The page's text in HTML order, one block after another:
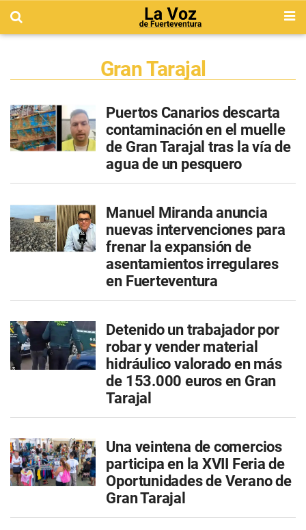
Gran Tarajal
Puertos Canarios descarta
contaminación en el muelle
de Gran Tarajal tras la vía de
agua de un pesquero
Manuel Miranda anuncia
nuevas intervenciones para
frenar la expansión de
asentamientos irregulares
en Fuerteventura
Detenido un trabajador por
robar y vender material
hidráulico valorado en más
de 153.000 euros en Gran
Tarajal
Una veintena de comercios
participa en la XVII Feria de
Oportunidades de Verano de
Gran Tarajal